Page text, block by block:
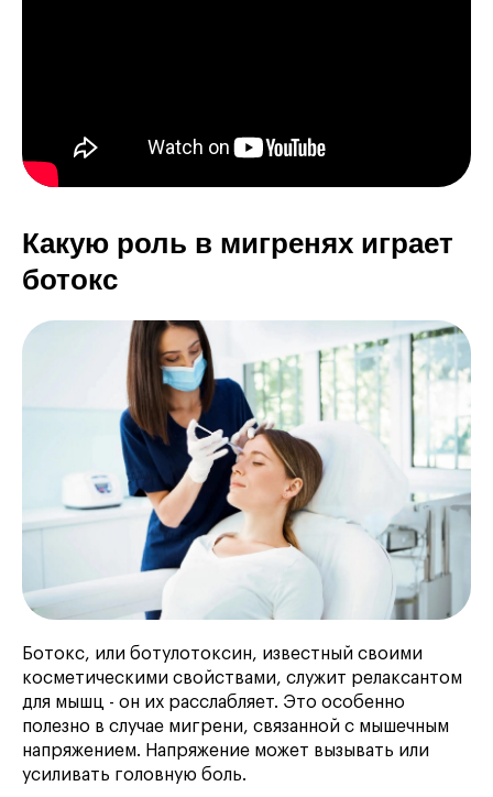
Какую роль в мигренях играет
ботокс
Ботокс, или ботулотоксин, известный своими
косметическими свойствами, служит релаксантом
для мышц - он их расслабляет. Это особенно
полезно в случае мигрени, связанной с мышечным
напряжением. Напряжение может вызывать или
усиливать головную боль.